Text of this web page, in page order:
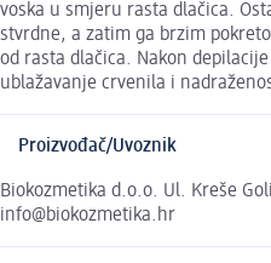
voska u smjeru rasta dlačica.
stvrdne, a zatim ga brzim
od rasta dlačica. Nakon
ublažavanje crvenila i
Proizvođač/Uvoznik
Biokozmetika d.o.o. Ul. Kreše
info@biokozmetika.hr